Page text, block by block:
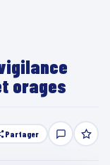
orages
Partager